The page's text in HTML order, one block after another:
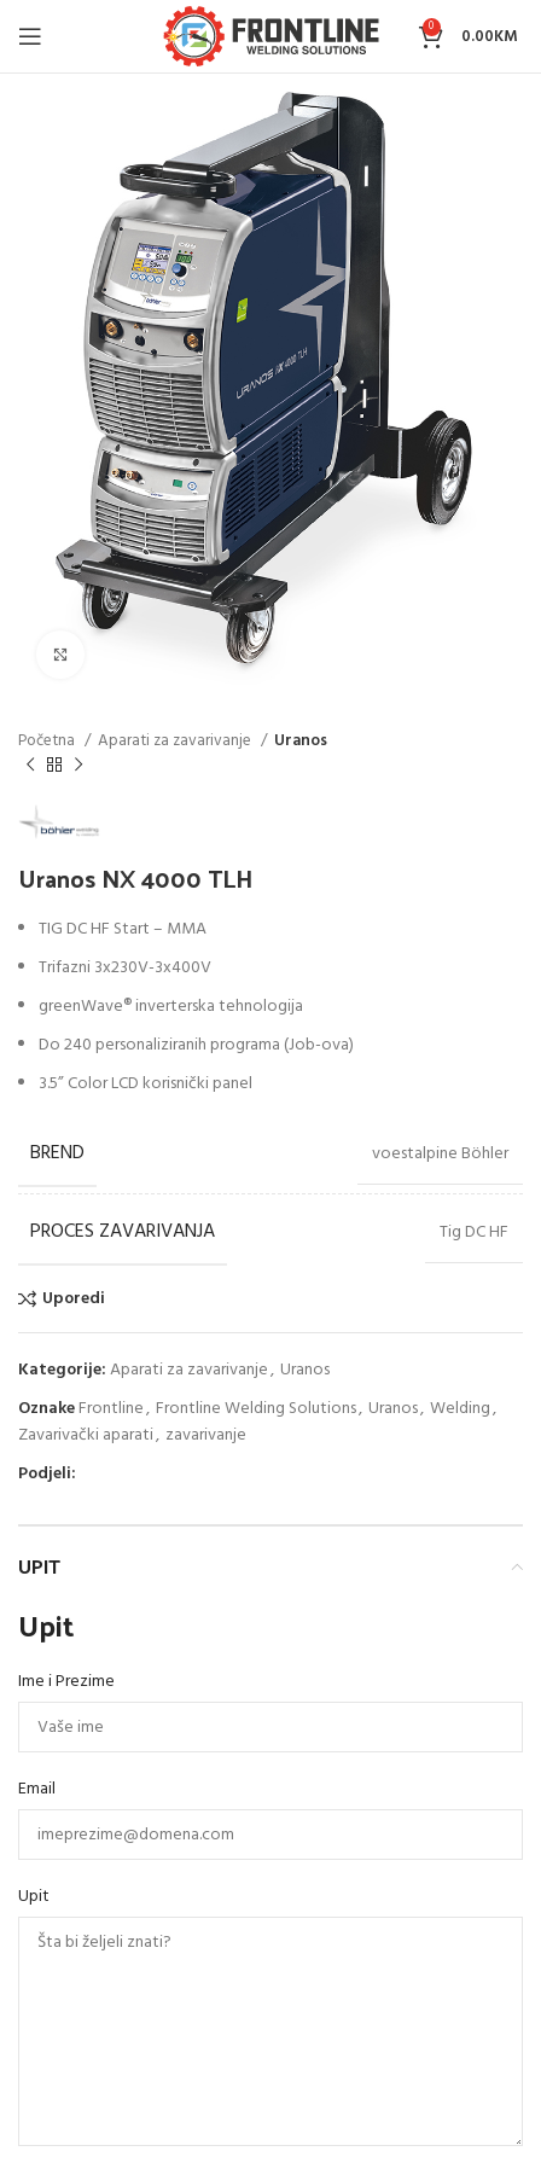
0 0.00KM
Početna Aparati za zavarivanje Uranos
Uranos NX 4000 TLH
TIG DC HF Start – MMA
Trifazni 3x230V-3x400V
greenWave® inverterska tehnologija
Do 240 personaliziranih programa (Job-ova)
3.5” Color LCD korisnički panel
BREND voestalpine Böhler
PROCES ZAVARIVANJA Tig DC HF
Uporedi
Kategorije:Aparati za zavarivanje, Uranos
OznakeFrontline, Frontline Welding Solutions, Uranos, Welding,
Zavarivački aparati, zavarivanje
Podjeli:
UPIT
Upit
Ime i Prezime
Email
Upit